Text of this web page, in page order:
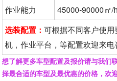
作业能力
45000-90000㎡/h
选装配置：可根据不同客户使
机，作业平台，等配置欢迎来电
想了解更多车型配置及报价请与我们
择最合适的车型及最优惠的价格，欢